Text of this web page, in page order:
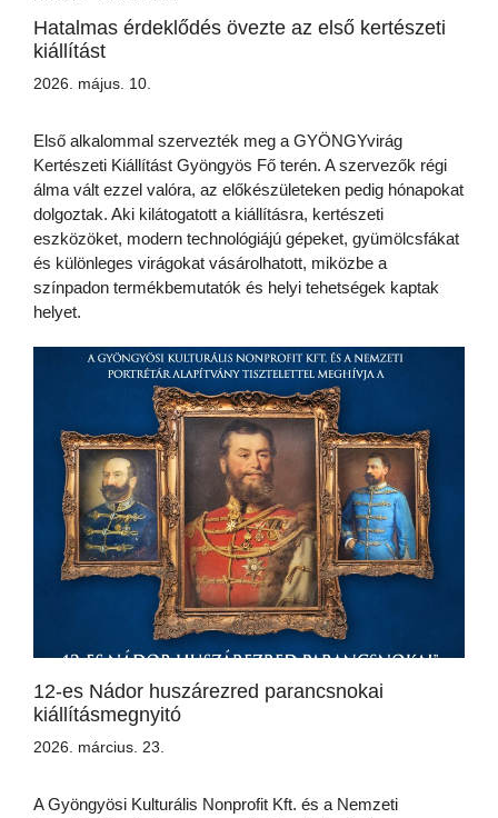
Hatalmas érdeklődés övezte az első kertészeti
kiállítást
2026. május. 10.
Első alkalommal szervezték meg a GYÖNGYvirág
Kertészeti Kiállítást Gyöngyös Fő terén. A szervezők régi
álma vált ezzel valóra, az előkészületeken pedig hónapokat
dolgoztak. Aki kilátogatott a kiállításra, kertészeti
eszközöket, modern technológiájú gépeket, gyümölcsfákat
és különleges virágokat vásárolhatott, miközbe a
színpadon termékbemutatók és helyi tehetségek kaptak
helyet.
12-es Nádor huszárezred parancsnokai
kiállításmegnyitó
2026. március. 23.
A Gyöngyösi Kulturális Nonprofit Kft. és a Nemzeti